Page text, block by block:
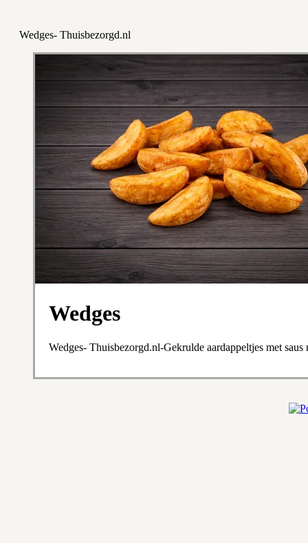
Wedges- Thuisbezorgd.nl
Wedges
Wedges- Thuisbezorgd.nl-Gekrulde aardappeltjes met saus